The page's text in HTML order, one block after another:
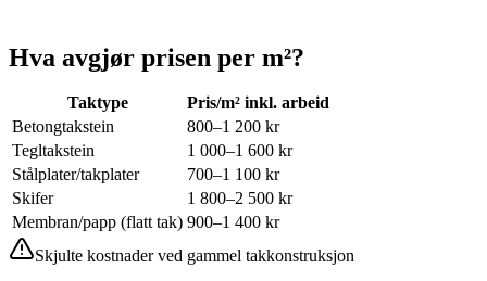
Hva avgjør prisen per m²?
Taktype
Pris/m² inkl. arbeid
Betongtakstein
800–1 200 kr
Tegltakstein
1 000–1 600 kr
Stålplater/takplater
700–1 100 kr
Skifer
1 800–2 500 kr
Membran/papp (flatt tak) 900–1 400 kr
Skjulte kostnader ved gammel takkonstruksjon